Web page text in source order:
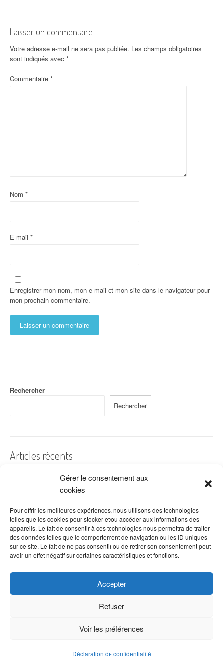
Gérer le consentement aux
cookies
Pour offrir les meilleures expériences, nous utilisons des technologies
telles que les cookies pour stocker et/ou accéder aux informations des
appareils. Le fait de consentir à ces technologies nous permettra de traiter
des données telles que le comportement de navigation ou les ID uniques
sur ce site. Le fait de ne pas consentir ou de retirer son consentement peut
avoir un effet négatif sur certaines caractéristiques et fonctions.
Accepter
Refuser
Voir les préférences
Déclaration de confidentialité
Laisser un commentaire
Votre adresse e-mail ne sera pas publiée. Les champs obligatoires
sont indiqués avec *
Commentaire *
Nom *
E-mail *
Enregistrer mon nom, mon e-mail et mon site dans le navigateur pour
mon prochain commentaire.
Rechercher
Rechercher
Articles récents
A quelles dates de l’année offre-t-on des fleurs ?
Les fleurs préférées des Français
Combien de fois arroser un cactus ?
Quelles fleurs offrir pour la fête des mères ?
Idées de décoration avec fleurs séchées